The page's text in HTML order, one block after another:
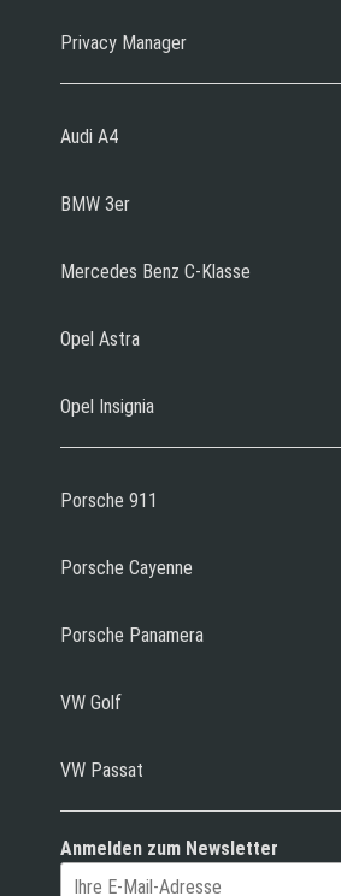
Privacy Manager
Audi A4
BMW 3er
Mercedes Benz C-Klasse
Opel Astra
Opel Insignia
Porsche 911
Porsche Cayenne
Porsche Panamera
VW Golf
VW Passat
Anmelden zum Newsletter